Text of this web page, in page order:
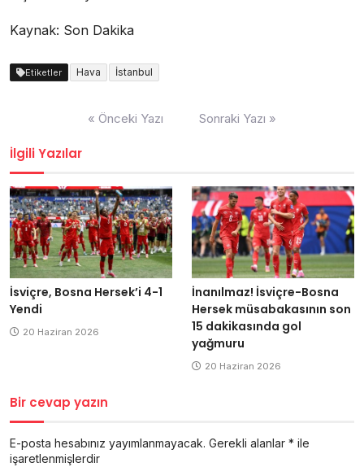
Kaynak: Son Dakika
Etiketler Hava İstanbul
« Önceki Yazı Sonraki Yazı »
İlgili Yazılar
İsviçre, Bosna Hersek’i 4-1
Yendi
20 Haziran 2026
İnanılmaz! İsviçre-Bosna
Hersek müsabakasının son
15 dakikasında gol
yağmuru
20 Haziran 2026
Bir cevap yazın
E-posta hesabınız yayımlanmayacak. Gerekli alanlar * ile
işaretlenmişlerdir